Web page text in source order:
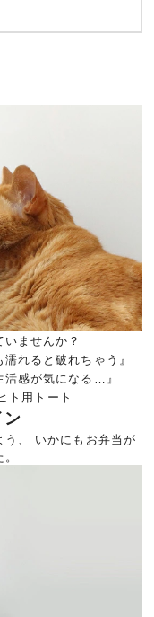
ませんか？
れると破れちゃう』
活感が気になる…』
ト用トート
ン
う、 いかにもお弁当が